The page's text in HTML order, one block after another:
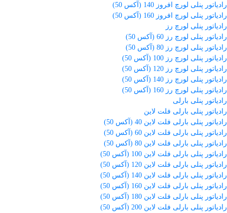
رادیاتور پنلی لورچ افروز 140 (آکس 50)
رادیاتور پنلی لورچ افروز 160 (آکس 50)
رادیاتور پنلی لورچ رز
رادیاتور پنلی لورچ رز 60 (آکس 50)
رادیاتور پنلی لورچ رز 80 (آکس 50)
رادیاتور پنلی لورچ رز 100 (آکس 50)
رادیاتور پنلی لورچ رز 120 (آکس 50)
رادیاتور پنلی لورچ رز 140 (آکس 50)
رادیاتور پنلی لورچ رز 160 (آکس 50)
رادیاتور پنلی بارلی
رادیاتور پنلی بارلی فلت لاین
رادیاتور پنلی بارلی فلت لاین 40 (آکس 50)
رادیاتور پنلی بارلی فلت لاین 60 (آکس 50)
رادیاتور پنلی بارلی فلت لاین 80 (آکس 50)
رادیاتور پنلی بارلی فلت لاین 100 (آکس 50)
رادیاتور پنلی بارلی فلت لاین 120 (آکس 50)
رادیاتور پنلی بارلی فلت لاین 140 (آکس 50)
رادیاتور پنلی بارلی فلت لاین 160 (آکس 50)
رادیاتور پنلی بارلی فلت لاین 180 (آکس 50)
رادیاتور پنلی بارلی فلت لاین 200 (آکس 50)